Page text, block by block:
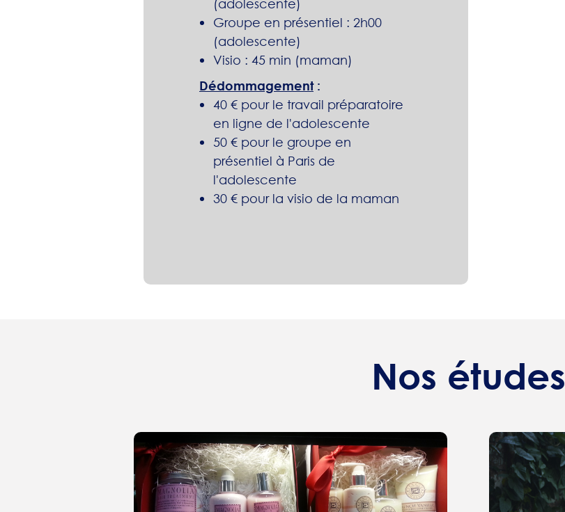
(adolescente)
Groupe en présentiel : 2h00
(adolescente)
Visio : 45 min (maman)
Dédommagement:
40 € pour le travail préparatoire
en ligne de l'adolescente
50 € pour le groupe en
présentiel à Paris de
l'adolescente
30 € pour la visio de la maman
Nos études